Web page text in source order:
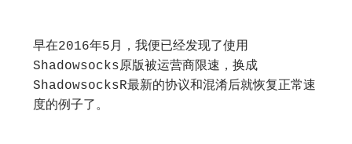
早在2016年5月，我便已经发现了使用
Shadowsocks原版被运营商限速，换成
ShadowsocksR最新的协议和混淆后就恢复正常速
度的例子了。